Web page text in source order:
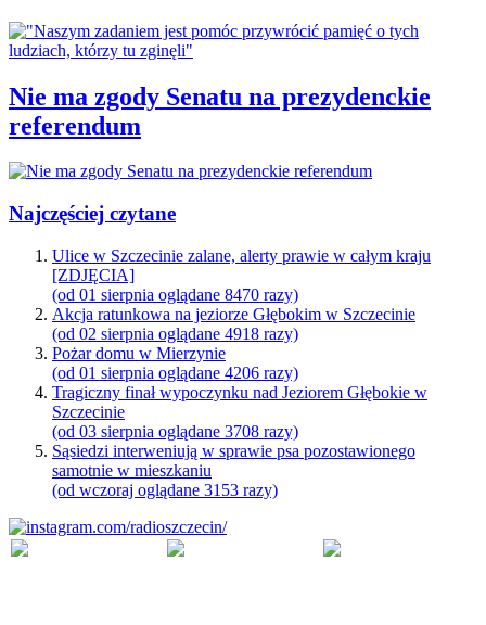
Nie ma zgody Senatu na prezydenckie
referendum
Najczęściej czytane
Ulice w Szczecinie zalane, alerty prawie w całym kraju
[ZDJĘCIA]
(od 01 sierpnia oglądane 8470 razy)
Akcja ratunkowa na jeziorze Głębokim w Szczecinie
(od 02 sierpnia oglądane 4918 razy)
Pożar domu w Mierzynie
(od 01 sierpnia oglądane 4206 razy)
Tragiczny finał wypoczynku nad Jeziorem Głębokie w
Szczecinie
(od 03 sierpnia oglądane 3708 razy)
Sąsiedzi interweniują w sprawie psa pozostawionego
samotnie w mieszkaniu
(od wczoraj oglądane 3153 razy)